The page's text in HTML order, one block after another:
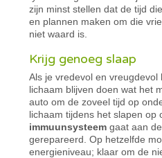
zijn minst stellen dat de tijd
en plannen maken om die
niet waard is.
Krijg genoeg slaap
Als je vredevol en vreugdevol
lichaam blijven doen wat het
auto om de zoveel tijd op
lichaam tijdens het slapen op
immuunsysteem gaat aan
gerepareerd. Op hetzelfde
energieniveau; klaar om de